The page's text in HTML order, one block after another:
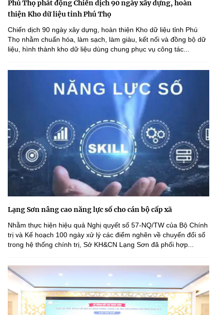
Phú Thọ phát động Chiến dịch 90 ngày xây dựng, hoàn
thiện Kho dữ liệu tỉnh Phú Thọ
Chiến dịch 90 ngày xây dựng, hoàn thiện Kho dữ liệu tỉnh Phú
Thọ nhằm chuẩn hóa, làm sạch, làm giàu, kết nối và đồng bộ dữ
liệu, hình thành kho dữ liệu dùng chung phục vụ công tác...
Lạng Sơn nâng cao năng lực số cho cán bộ cấp xã
Nhằm thực hiện hiệu quả Nghị quyết số 57-NQ/TW của Bộ Chính
trị và Kế hoạch 100 ngày xử lý các điểm nghẽn về chuyển đổi số
trong hệ thống chính trị, Sở KH&CN Lạng Sơn đã phối hợp...